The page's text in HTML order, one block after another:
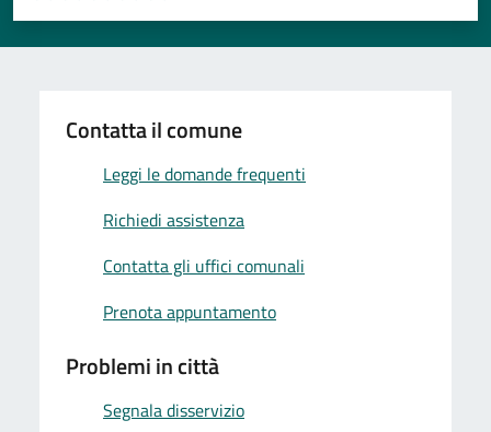
Valuta 5 stelle su 5
Valuta 4 stelle su 5
Valuta 3 stelle su 5
Valuta 2 stelle su 5
Valuta 1 stelle su 5
Contatta il comune
Leggi le domande frequenti
Richiedi assistenza
Contatta gli uffici comunali
Prenota appuntamento
Problemi in città
Segnala disservizio